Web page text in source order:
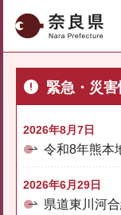
奈良県
緊急・災害
2026年8月7日
令和8年熊本
2026年6月29日
県道東川河